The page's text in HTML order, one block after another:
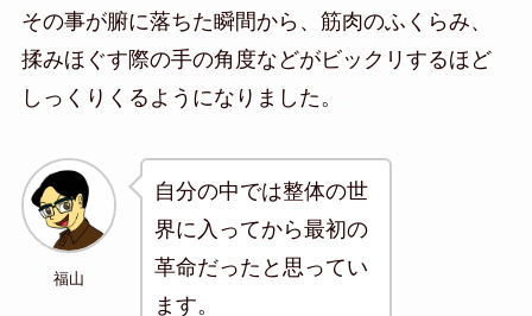
その事が腑に落ちた瞬間から、筋肉のふくらみ、
揉みほぐす際の手の角度などがビックリするほど
しっくりくるようになりました。
福山
自分の中では整体の世
界に入ってから最初の
革命だったと思ってい
ます。